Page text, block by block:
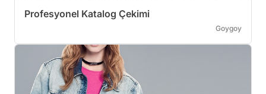
Profesyonel Katalog Çekimi
Goygoy